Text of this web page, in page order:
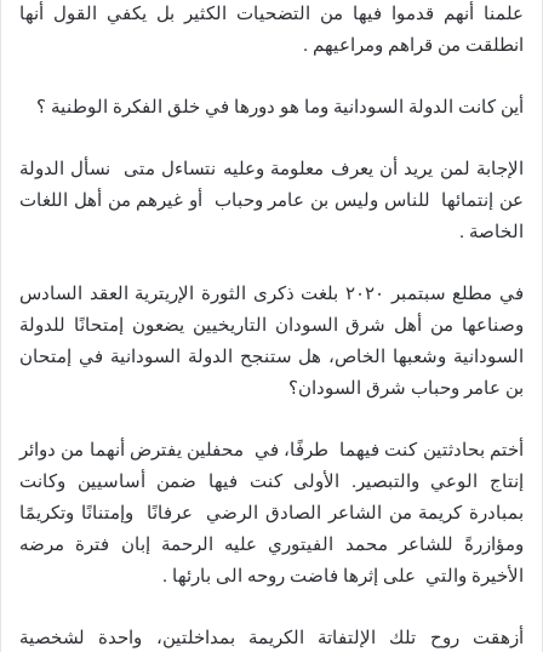
علمنا أنهم قدموا فيها من التضحيات الكثير بل يكفي القول أنها
انطلقت من قراهم ومراعيهم .
أين كانت الدولة السودانية وما هو دورها في خلق الفكرة الوطنية ؟
الإجابة لمن يريد أن يعرف معلومة وعليه نتساءل متى نسأل الدولة
عن إنتمائها للناس وليس بن عامر وحباب أو غيرهم من أهل اللغات
الخاصة .
في مطلع سبتمبر ٢٠٢٠ بلغت ذكرى الثورة الإريترية العقد السادس
وصناعها من أهل شرق السودان التاريخيين يضعون إمتحانًا للدولة
السودانية وشعبها الخاص، هل ستنجح الدولة السودانية في إمتحان
بن عامر وحباب شرق السودان؟
أختم بحادثتين كنت فيهما طرفًا، في محفلين يفترض أنهما من دوائر
إنتاج الوعي والتبصير. الأولى كنت فيها ضمن أساسيين وكانت
بمبادرة كريمة من الشاعر الصادق الرضي عرفانًا وإمتنانًا وتكريمًا
ومؤازرةً للشاعر محمد الفيتوري عليه الرحمة إبان فترة مرضه
الأخيرة والتي على إثرها فاضت روحه الى بارئها .
‎أزهقت روح تلك الإلتفاتة الكريمة بمداخلتين، واحدة لشخصية